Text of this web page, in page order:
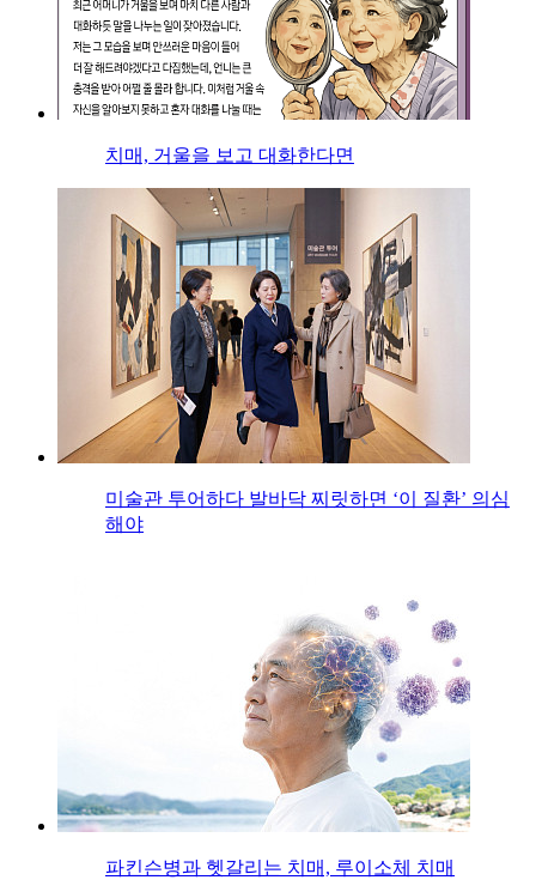
치매, 거울을 보고 대화한다면
미술관 투어하다 발바닥 찌릿하면 ‘이 질환’ 의심
해야
파킨슨병과 헷갈리는 치매, 루이소체 치매